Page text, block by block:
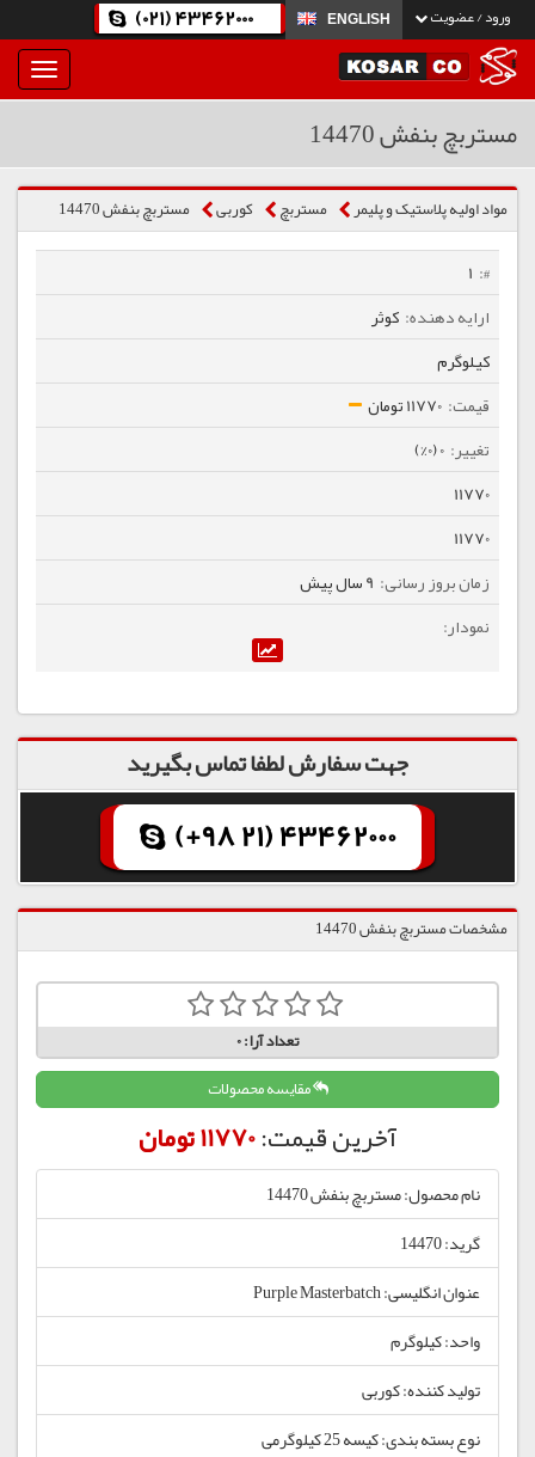
ورود / عضویت ENGLISH
(021) 43462000
بار
و
مستربچ بنفش 14470
مواد اولیه پلاستیک و پلیمر مستربچ كوربی مستربچ بنفش 14470
1
کوثر
کیلوگرم
11770 تومان
0 (0%)
11770
11770
9 سال پیش
جهت سفارش لطفا تماس بگیرید
(+98 21) 43462000
مشخصات مستربچ بنفش 14470
تعداد آرا:0
مقایسه محصولات
آخرین قیمت:11770 تومان
نام محصول: مستربچ بنفش 14470
گرید: 14470
عنوان انگلیسی: Purple Masterbatch
واحد: کیلوگرم
تولید کننده: کوربی
نوع بسته بندی: کیسه 25 کیلوگرمی